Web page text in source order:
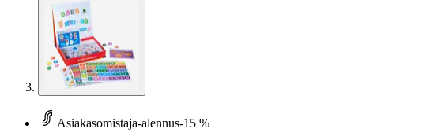
Asiakasomistaja-alennus-15 %